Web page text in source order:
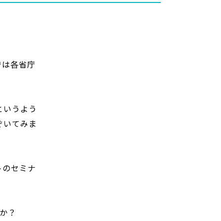
各省庁
うよう
てみま
セミナ
？